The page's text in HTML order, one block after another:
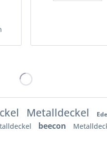
Metalldeckel
beecon